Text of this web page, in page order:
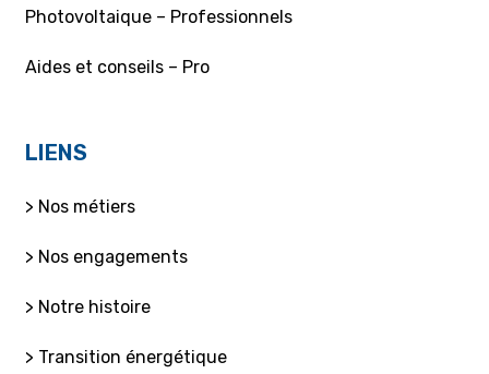
Photovoltaique – Professionnels
Aides et conseils – Pro
LIENS
> Nos métiers
> Nos engagements
> Notre histoire
> Transition énergétique